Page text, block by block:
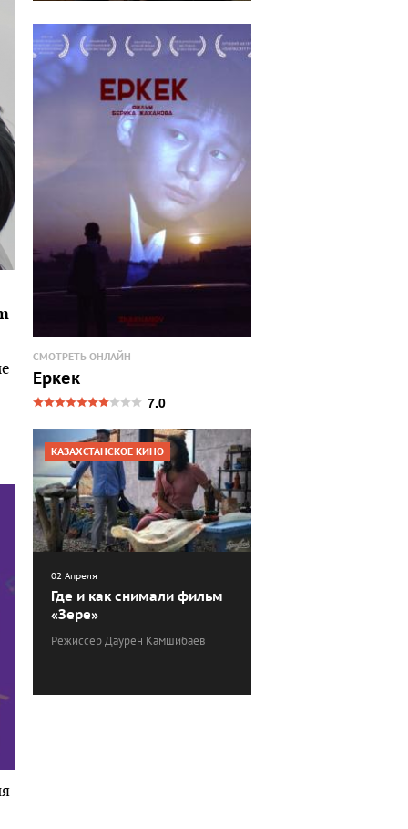
СМОТРЕТЬ ОНЛАЙН
Еркек
7.0
КАЗАХСТАНСКОЕ КИНО
02 Апреля
Где и как снимали фильм
«Зере»
Режиссер Даурен Камшибаев